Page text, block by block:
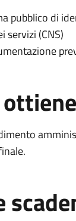
pubblico di
servizi (CNS)
ottiene